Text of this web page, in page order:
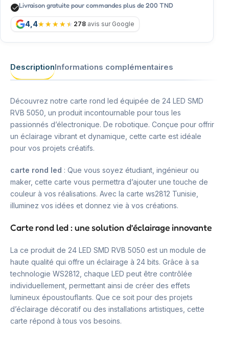
Livraison gratuite pour commandes plus de 200 TND
4,4 278 avis sur Google
DescriptionInformations complémentaires
Découvrez notre carte rond led équipée de 24 LED SMD
RVB 5050, un produit incontournable pour tous les
passionnés d’électronique. De robotique. Conçue pour offrir
un éclairage vibrant et dynamique, cette carte est idéale
pour vos projets créatifs.
carte rond led : Que vous soyez étudiant, ingénieur ou
maker, cette carte vous permettra d’ajouter une touche de
couleur à vos réalisations. Avec la carte ws2812 Tunisie,
illuminez vos idées et donnez vie à vos créations.
Carte rond led : une solution d’éclairage innovante
La ce produit de 24 LED SMD RVB 5050 est un module de
haute qualité qui offre un éclairage à 24 bits. Grâce à sa
technologie WS2812, chaque LED peut être contrôlée
individuellement, permettant ainsi de créer des effets
lumineux époustouflants. Que ce soit pour des projets
d’éclairage décoratif ou des installations artistiques, cette
carte répond à tous vos besoins.